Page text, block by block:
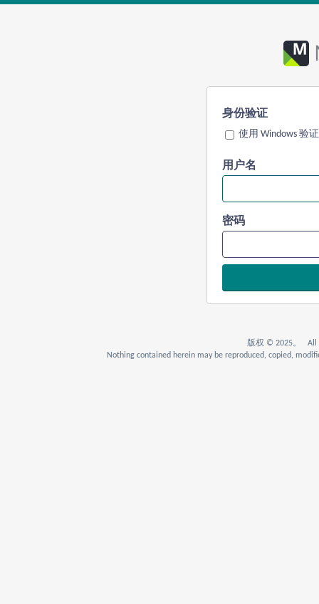
身份验证
使用 Windows 验证
用户名
密码
版权 © 2025。 All
Nothing contained herein may be reproduced, copied,